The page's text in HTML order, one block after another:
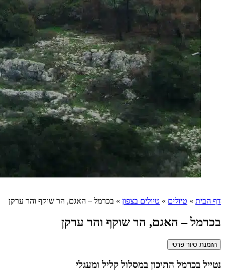
דף הבית » טיולים » טיולים בצפון » בכרמל – האגם, הר שוקף והר ערקן
בכרמל – האגם, הר שוקף והר ערקן
הזמנת סיור פרטי
נטייל בכרמל התיכון במסלול קליל ומעגלי